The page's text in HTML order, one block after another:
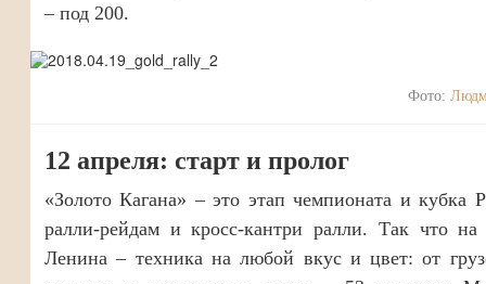
– под 200.
Фото:
12 апреля: старт и пролог
«Золото Кагана» – это этап чемпионата и кубка
ралли-рейдам и кросс-кантри ралли. Так что
Ленина – техника на любой вкус и цвет: от